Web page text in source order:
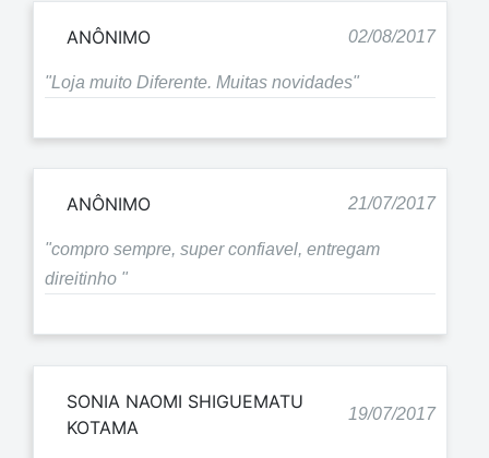
ANÔNIMO 02/08/2017
"Loja muito Diferente. Muitas novidades"
ANÔNIMO 21/07/2017
"compro sempre, super confiavel, entregam
direitinho "
SONIA NAOMI SHIGUEMATU
KOTAMA
19/07/2017